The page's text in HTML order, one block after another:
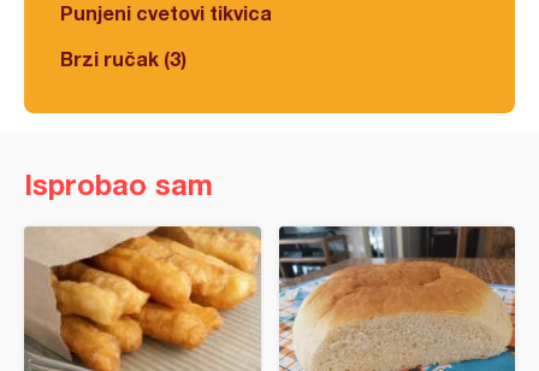
Punjeni cvetovi tikvica
Brzi ručak (3)
Isprobao sam